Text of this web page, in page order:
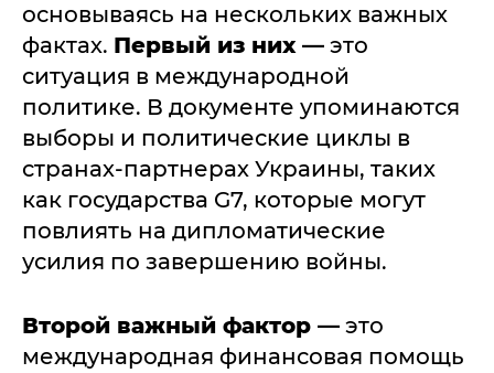
основываясь на нескольких важных
фактах. Первый из них — это
ситуация в международной
политике. В документе упоминаются
выборы и политические циклы в
странах-партнерах Украины, таких
как государства G7, которые могут
повлиять на дипломатические
усилия по завершению войны.
Второй важный фактор — это
международная финансовая помощь